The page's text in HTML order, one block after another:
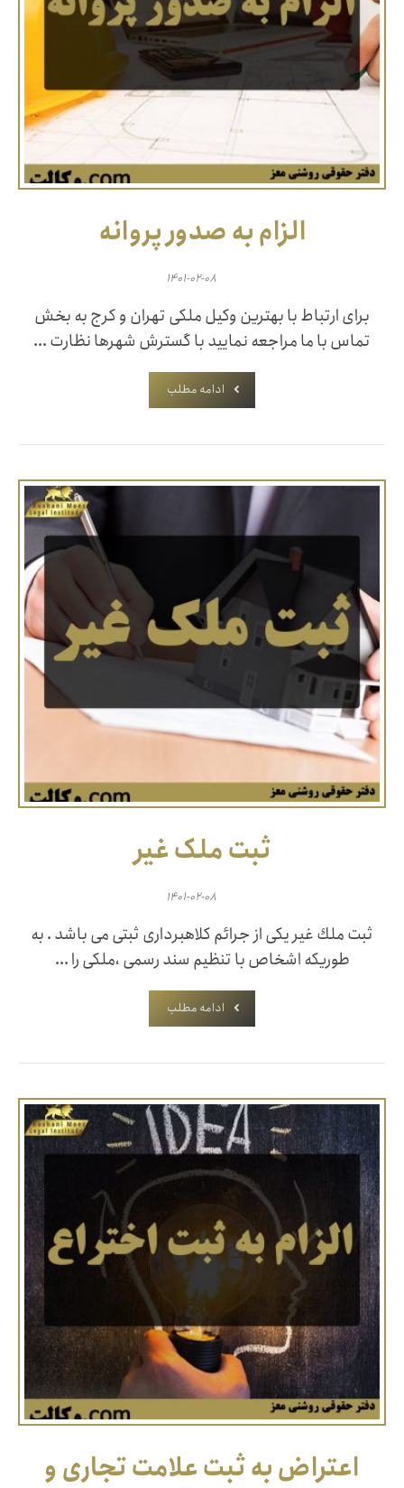
الزام به صدور پروانه
۱۴۰۱-۰۲-۰۸
برای ارتباط با بهترین وکیل ملکی تهران و کرج به بخش
تماس با ما مراجعه نمایید با گسترش شهرها نظارت ...
ادامه مطلب
ثبت ملک غیر
۱۴۰۱-۰۲-۰۸
ثبت ملك غیر یکی از جرائم کلاهبرداری ثبتی می باشد . به
طوریکه اشخاص با تنظیم سند رسمی ،ملکی را ...
ادامه مطلب
اعتراض به ثبت علامت تجاری و